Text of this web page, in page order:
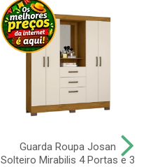
Guarda Roupa Josan
Solteiro Mirabilis 4 Portas e 3